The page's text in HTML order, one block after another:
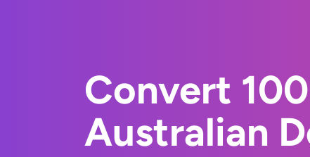
Convert
Australian